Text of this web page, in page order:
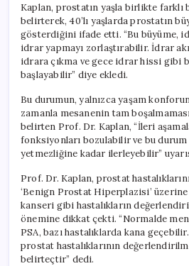
Kaplan, prostatın yaşla birlikte
belirterek, 40’lı yaşlarda prostatın
gösterdiğini ifade etti. “Bu büyüme,
idrar yapmayı zorlaştırabilir. İdrar
idrara çıkma ve gece idrar hissi gibi
başlayabilir” diye ekledi.
Bu durumun, yalnızca yaşam
zamanla mesanenin tam
belirten Prof. Dr. Kaplan, “İleri
fonksiyonları bozulabilir ve bu
yetmezliğine kadar ilerleyebilir”
Prof. Dr. Kaplan, prostat
‘Benign Prostat Hiperplazisi’
kanseri gibi hastalıkların
önemine dikkat çekti. “Normalde
PSA, bazı hastalıklarda kana
prostat hastalıklarının
belirteçtir” dedi.